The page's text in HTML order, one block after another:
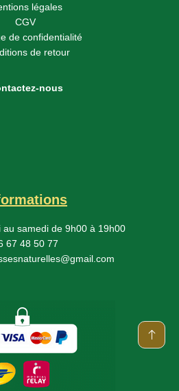
légales
CGV
de confidentialité
de retour
nous
au samedi de 9h00 à 19h00
67 48 50 77